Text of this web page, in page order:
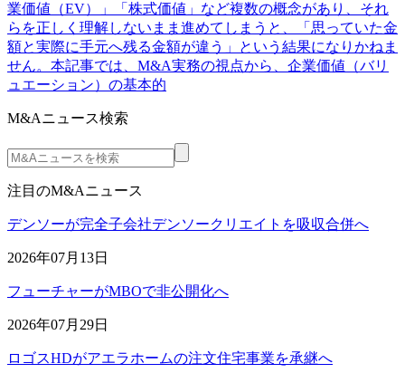
業価値（EV）」「株式価値」など複数の概念があり、それ
らを正しく理解しないまま進めてしまうと、「思っていた金
額と実際に手元へ残る金額が違う」という結果になりかねま
せん。本記事では、M&A実務の視点から、企業価値（バリ
ュエーション）の基本的
M&Aニュース検索
注目のM&Aニュース
デンソーが完全子会社デンソークリエイトを吸収合併へ
2026年07月13日
フューチャーがMBOで非公開化へ
2026年07月29日
ロゴスHDがアエラホームの注文住宅事業を承継へ